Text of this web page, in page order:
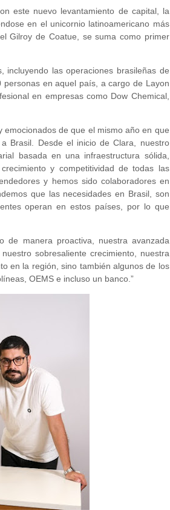
este nuevo levantamiento de capital, la
en el unicornio latinoamericano más
Gilroy de Coatue, se suma como primer
incluyendo las operaciones brasileñas de
en aquel país, a cargo de Layon
en empresas como Dow Chemical,
emocionados de que el mismo año en que
Brasil. Desde el inicio de Clara, nuestro
basada en una infraestructura sólida,
y competitividad de todas las
y hemos sido colaboradores en
que las necesidades en Brasil, son
operan en estos países, por lo que
de manera proactiva, nuestra avanzada
sobresaliente crecimiento, nuestra
en la región, sino también algunos de los
OEMS e incluso un banco.”